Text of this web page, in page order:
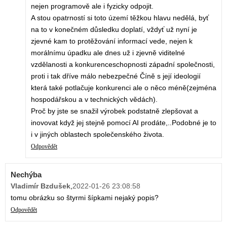
nejen programově ale i fyzicky odpojit.
A stou opatrností si toto území těžkou hlavu nedělá, byť
na to v konečném důsledku doplatí, vždyť už nyní je
zjevné kam to protěžování informací vede, nejen k
morálnímu úpadku ale dnes už i zjevně viditelné
vzdělanosti a konkurenceschopnosti západní společnosti,
proti i tak dříve málo nebezpečné Číně s její ideologií
která také potlačuje konkurenci ale o něco méně(zejména
hospodářskou a v technických vědách).
Proč by jste se snažil výrobek podstatně zlepšovat a
inovovat když jej stejně pomocí AI prodáte,..Podobné je to
i v jiných oblastech společenského života.
Odpovědět
Nechýba
Vladimír Bzdušek,2022-01-26 23:08:58
tomu obrázku so štyrmi šípkami nejaký popis?
Odpovědět